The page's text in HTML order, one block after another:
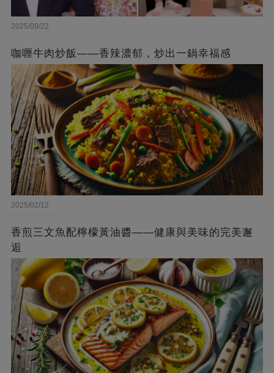
2025/09/22
咖喱牛肉炒飯——香辣濃郁，炒出一鍋幸福感
2025/02/12
香煎三文魚配檸檬黃油醬——健康與美味的完美邂
逅